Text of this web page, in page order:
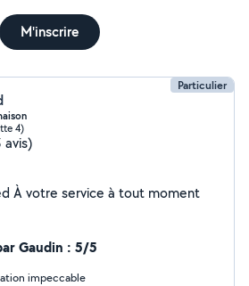
M'inscrire
Particulier
4)
avis)
Gaudin : 5/5
impeccable